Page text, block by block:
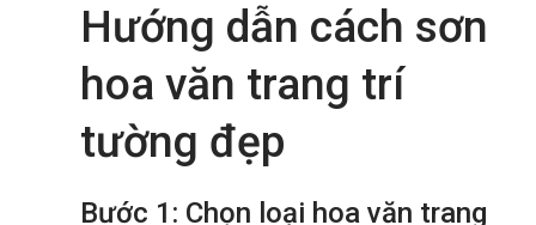
Hướng dẫn cách sơn
hoa văn trang trí
tường đẹp
Bước 1: Chọn loại hoa văn trang